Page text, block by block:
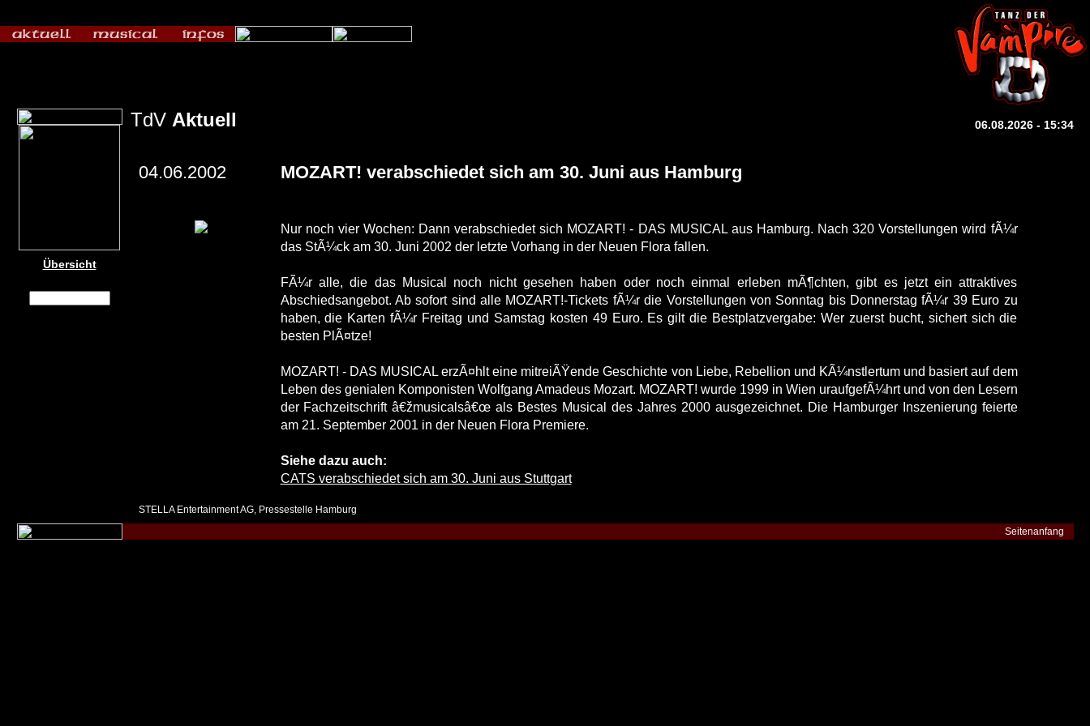
Übersicht
TdV Aktuell 06.08.2026 - 15:34
04.06.2002 MOZART! verabschiedet sich am 30. Juni aus Hamburg
Nur noch vier Wochen: Dann verabschiedet sich MOZART! - DAS MUSICAL aus Hamburg. Nach 320 Vorstellungen wird fÃ¼r
das StÃ¼ck am 30. Juni 2002 der letzte Vorhang in der Neuen Flora fallen.
FÃ¼r alle, die das Musical noch nicht gesehen haben oder noch einmal erleben mÃ¶chten, gibt es jetzt ein attraktives
Abschiedsangebot. Ab sofort sind alle MOZART!-Tickets fÃ¼r die Vorstellungen von Sonntag bis Donnerstag fÃ¼r 39 Euro zu
haben, die Karten fÃ¼r Freitag und Samstag kosten 49 Euro. Es gilt die Bestplatzvergabe: Wer zuerst bucht, sichert sich die
besten PlÃ¤tze!
MOZART! - DAS MUSICAL erzÃ¤hlt eine mitreiÃŸende Geschichte von Liebe, Rebellion und KÃ¼nstlertum und basiert auf dem
Leben des genialen Komponisten Wolfgang Amadeus Mozart. MOZART! wurde 1999 in Wien uraufgefÃ¼hrt und von den Lesern
der Fachzeitschrift â€žmusicalsâ€œ als Bestes Musical des Jahres 2000 ausgezeichnet. Die Hamburger Inszenierung feierte
am 21. September 2001 in der Neuen Flora Premiere.
Siehe dazu auch:
CATS verabschiedet sich am 30. Juni aus Stuttgart
STELLA Entertainment AG, Pressestelle Hamburg
Seitenanfang